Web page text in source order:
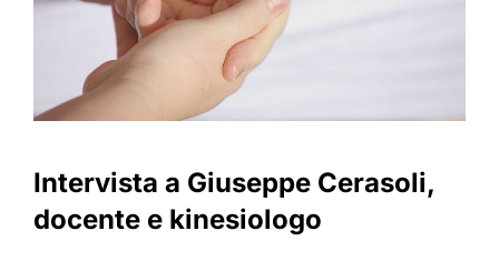
Intervista a Giuseppe Cerasoli,
docente e kinesiologo